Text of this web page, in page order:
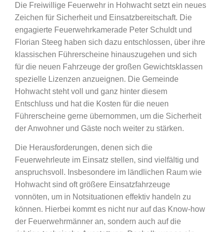
Die Freiwillige Feuerwehr in Hohwacht setzt ein neues
Zeichen für Sicherheit und Einsatzbereitschaft. Die
engagierte Feuerwehrkamerade Peter Schuldt und
Florian Steeg haben sich dazu entschlossen, über ihre
klassischen Führerscheine hinauszugehen und sich
für die neuen Fahrzeuge der großen Gewichtsklassen
spezielle Lizenzen anzueignen. Die Gemeinde
Hohwacht steht voll und ganz hinter diesem
Entschluss und hat die Kosten für die neuen
Führerscheine gerne übernommen, um die Sicherheit
der Anwohner und Gäste noch weiter zu stärken.
Die Herausforderungen, denen sich die
Feuerwehrleute im Einsatz stellen, sind vielfältig und
anspruchsvoll. Insbesondere im ländlichen Raum wie
Hohwacht sind oft größere Einsatzfahrzeuge
vonnöten, um in Notsituationen effektiv handeln zu
können. Hierbei kommt es nicht nur auf das Know-how
der Feuerwehrmänner an, sondern auch auf die